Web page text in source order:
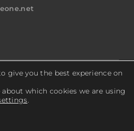
Todos os direitos reservados.
give you the best experience on
which cookies we are using
.